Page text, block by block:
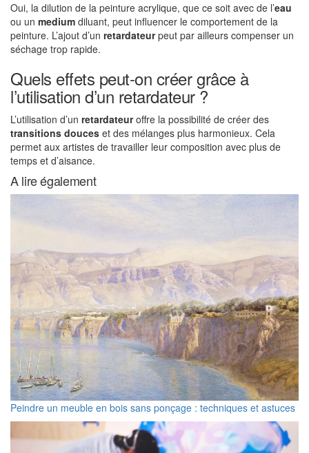
Oui, la dilution de la peinture acrylique, que ce soit avec de l’eau
ou un medium diluant, peut influencer le comportement de la
peinture. L’ajout d’un retardateurpeut par ailleurs compenser un
séchage trop rapide.
Quels effets peut-on créer grâce à
l’utilisation d’un retardateur ?
L’utilisation d’un retardateuroffre la possibilité de créer des
transitions douces et des mélanges plus harmonieux. Cela
permet aux artistes de travailler leur composition avec plus de
temps et d’aisance.
A lire également
Peindre un meuble en bois sans ponçage : techniques et astuces